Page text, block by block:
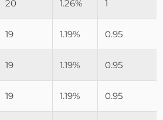
20 1.26% 1
19 1.19% 0.95
19 1.19% 0.95
19 1.19% 0.95